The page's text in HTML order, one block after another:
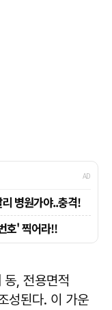
, 전용면적
된다. 이 가운